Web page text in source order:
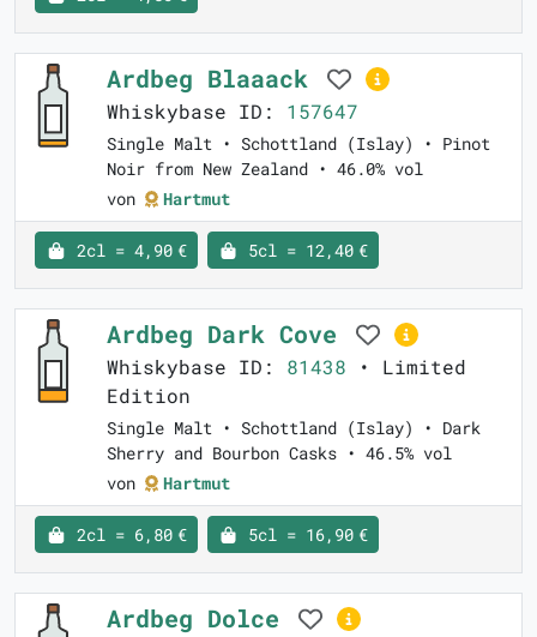
Ardbeg Blaaack
Whiskybase ID: 157647
Single Malt • Schottland (Islay) • Pinot
Noir from New Zealand • 46.0% vol
von
Hartmut
2cl = 4,90 € 5cl = 12,40 €
Ardbeg Dark Cove
Whiskybase ID: 81438 • Limited
Edition
Single Malt • Schottland (Islay) • Dark
Sherry and Bourbon Casks • 46.5% vol
von
Hartmut
2cl = 6,80 € 5cl = 16,90 €
Ardbeg Dolce